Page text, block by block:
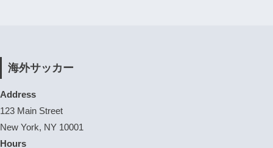
海外サッカー
Address
123 Main Street
New York, NY 10001
Hours